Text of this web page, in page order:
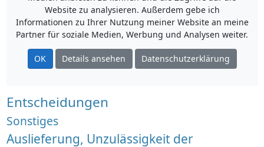
Website zu analysieren. Außerdem gebe ich
Informationen zu Ihrer Nutzung meiner Website an meine
Partner für soziale Medien, Werbung und Analysen weiter.
OK Details ansehen Datenschutzerklärung
Entscheidungen
Sonstiges
Auslieferung, Unzulässigkeit der